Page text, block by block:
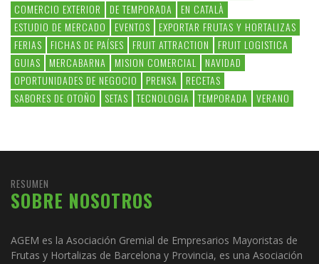
COMERCIO EXTERIOR
DE TEMPORADA
EN CATALÀ
ESTUDIO DE MERCADO
EVENTOS
EXPORTAR FRUTAS Y HORTALIZAS
FERIAS
FICHAS DE PAÍSES FRUIT ATTRACTION
FRUIT LOGISTICA
GUIAS
MERCABARNA MISION COMERCIAL
NAVIDAD
OPORTUNIDADES DE NEGOCIO
PRENSA
RECETAS
SABORES DE OTOÑO
SETAS TECNOLOGIA TEMPORADA VERANO
RESUMEN
SOBRE NOSOTROS
AGEM es la Asociación Gremial de Empresarios Mayoristas de
Frutas y Hortalizas de Barcelona y Provincia, es una Asociación